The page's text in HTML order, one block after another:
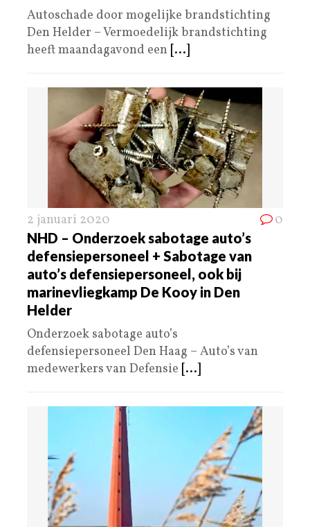
Autoschade door mogelijke brandstichting
Den Helder – Vermoedelijk brandstichting
heeft maandagavond een [...]
2 januari 2020 0
NHD – Onderzoek sabotage auto’s
defensiepersoneel + Sabotage van
auto’s defensiepersoneel, ook bij
marinevliegkamp De Kooy in Den
Helder
Onderzoek sabotage auto’s
defensiepersoneel Den Haag – Auto’s van
medewerkers van Defensie [...]